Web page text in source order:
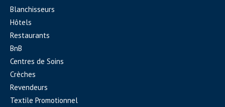
Blanchisseurs
Hôtels
Restaurants
BnB
Centres de Soins
Crèches
Revendeurs
Textile Promotionnel